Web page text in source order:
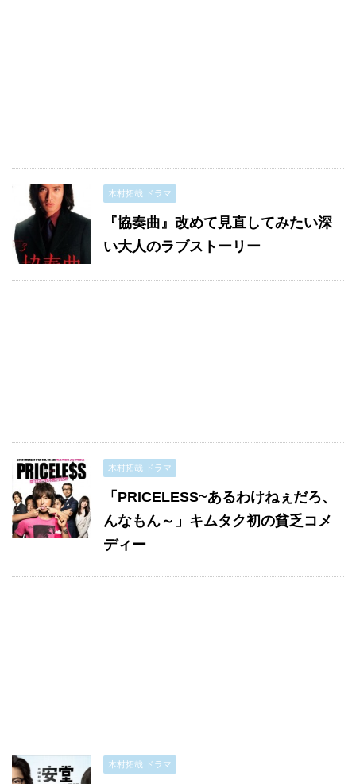
木村拓哉 ドラマ
『協奏曲』改めて見直してみたい深
い大人のラブストーリー
木村拓哉 ドラマ
「PRICELESS~あるわけねぇだろ、
んなもん～」キムタク初の貧乏コメ
ディー
木村拓哉 ドラマ